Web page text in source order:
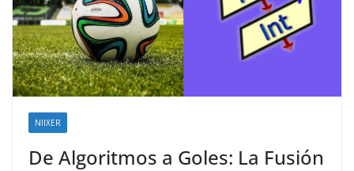
NIIXER
De Algoritmos a Goles: La Fusión